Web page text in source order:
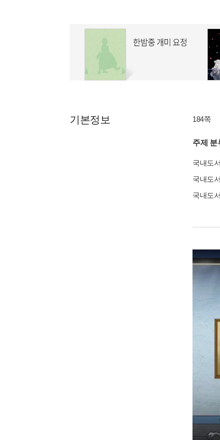
기본정보 184쪽
주제 분
국내도
국내도
국내도